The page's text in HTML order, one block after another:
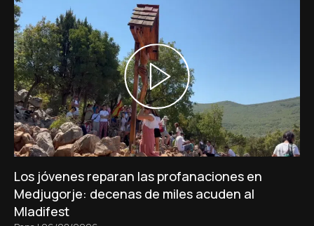
Los jóvenes reparan las profanaciones en
Medjugorje: decenas de miles acuden al
Mladifest